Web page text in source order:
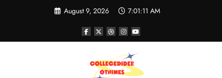
August 9, 2026 7:01:12 AM